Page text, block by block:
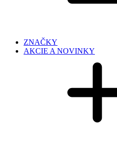
ZNAČKY
AKCIE A NOVINKY